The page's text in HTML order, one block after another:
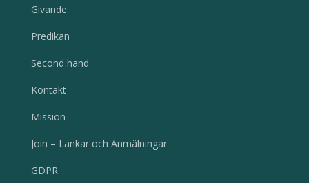
Givande
Predikan
Second hand
Kontakt
Mission
Join – Länkar och Anmälningar
GDPR